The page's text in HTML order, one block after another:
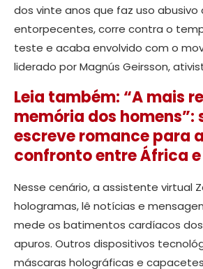
dos vinte anos que faz uso abusivo
entorpecentes, corre contra o
teste e acaba envolvido com o
liderado por Magnús Geirsson,
Leia também: “A mais
memória dos homens”:
escreve romance para
confronto entre África
Nesse cenário, a assistente virtual
hologramas, lê notícias e
mede os batimentos cardíacos
apuros. Outros dispositivos
máscaras holográficas e